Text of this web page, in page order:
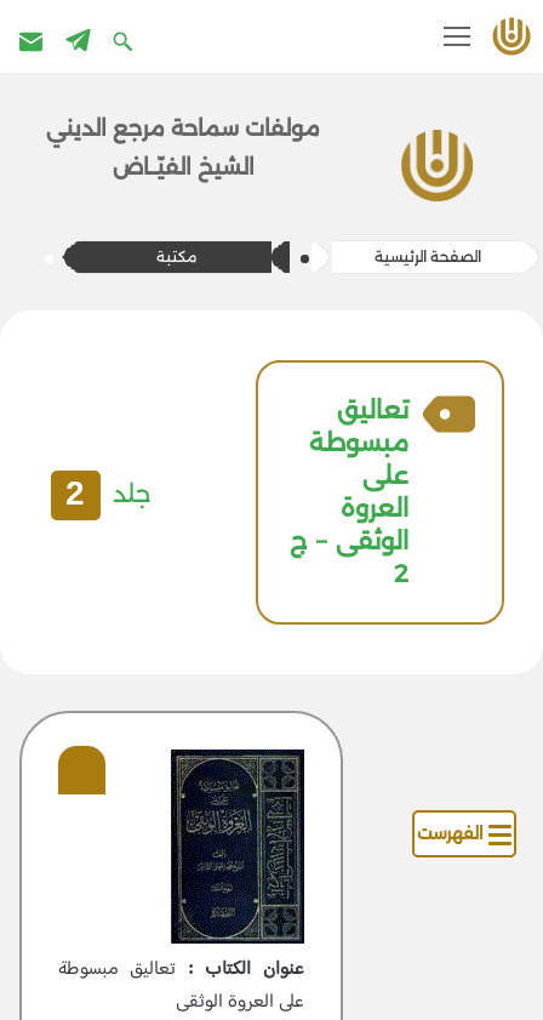
الفهرست
مولفات سماحة مرج​ع الديني
الشيخ الفيّــاض
الصفحة الرئيسية مكتبة
تعاليق
مبسوطة
علی
العروة
الوثقی – ج
2
جلد 2
عنوان الكتاب : تعاليق مبسوطة
علی العروة الوثقی